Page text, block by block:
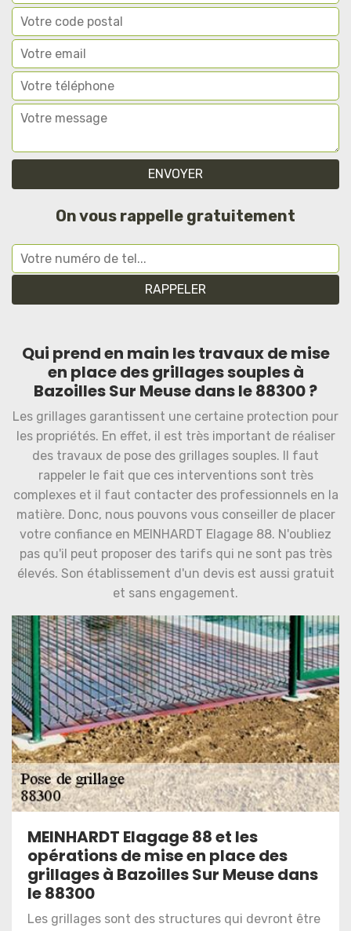
On vous rappelle gratuitement
Qui prend en main les travaux de mise
en place des grillages souples à
Bazoilles Sur Meuse dans le 88300 ?
Les grillages garantissent une certaine protection pour
les propriétés. En effet, il est très important de réaliser
des travaux de pose des grillages souples. Il faut
rappeler le fait que ces interventions sont très
complexes et il faut contacter des professionnels en la
matière. Donc, nous pouvons vous conseiller de placer
votre confiance en MEINHARDT Elagage 88. N'oubliez
pas qu'il peut proposer des tarifs qui ne sont pas très
élevés. Son établissement d'un devis est aussi gratuit
et sans engagement.
MEINHARDT Elagage 88 et les
opérations de mise en place des
grillages à Bazoilles Sur Meuse dans
le 88300
Les grillages sont des structures qui devront être